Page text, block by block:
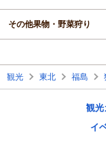
その他果物・野菜狩り
観光 東北 福島
観光
イ